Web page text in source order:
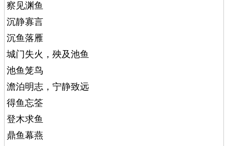
察见渊鱼
沉静寡言
沉鱼落雁
城门失火，殃及池鱼
池鱼笼鸟
澹泊明志，宁静致远
得鱼忘筌
登木求鱼
鼎鱼幕燕